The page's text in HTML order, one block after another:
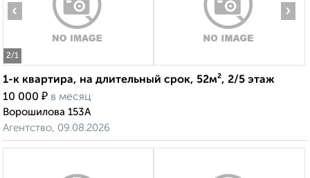
2/1
‹ ›
1-к квартира, на длительный срок, 52м², 2/5 этаж
10 000 ₽ в месяц
Ворошилова 153А
Агентство, 09.08.2026